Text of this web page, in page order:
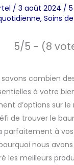
/ 3 août 2024 /
, Soins
5/5 - (8
combien
à votre
d’options sur
de trouver le
parfaitement à
nous
les meilleurs